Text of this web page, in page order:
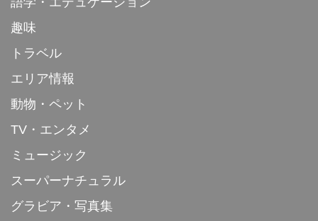
趣味
トラベル
エリア情報
動物・ペット
TV・エンタメ
ミュージック
スーパーナチュラル
グラビア・写真集